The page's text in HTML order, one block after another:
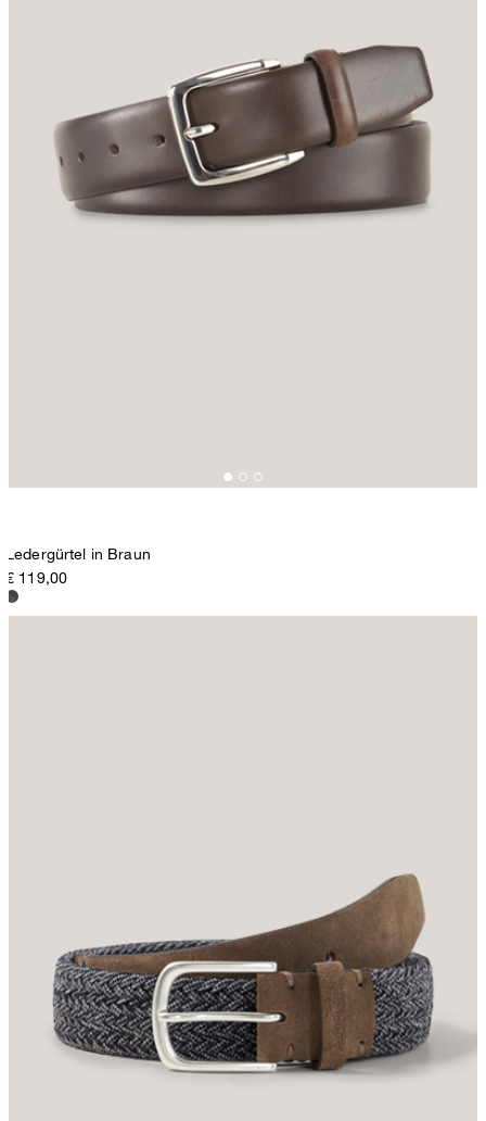
Ledergürtel in Braun
€ 119,00